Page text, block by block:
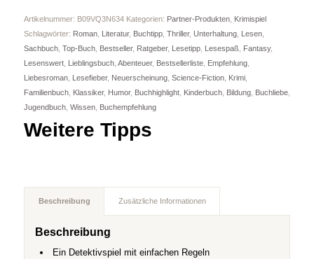
Artikelnummer: B09VQ3N634 Kategorien: Partner-Produkten,
Krimispiel
Schlagwörter: Roman, Literatur, Buchtipp, Thriller, Unterhaltung, Lesen,
Sachbuch, Top-Buch, Bestseller, Ratgeber, Lesetipp, Lesespaß, Fantasy,
Lesenswert, Lieblingsbuch, Abenteuer, Bestsellerliste, Empfehlung,
Liebesroman, Lesefieber, Neuerscheinung, Science-Fiction, Krimi,
Familienbuch, Klassiker, Humor, Buchhighlight, Kinderbuch, Bildung, Buchliebe,
Jugendbuch, Wissen, Buchempfehlung
Weitere Tipps
Beschreibung Zusätzliche Informationen
Beschreibung
Ein Detektivspiel mit einfachen Regeln